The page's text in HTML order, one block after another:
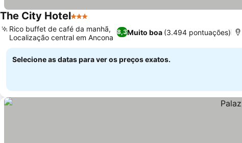
The City Hotel3 Estrelas
8,3Muito boa (3.494 pontuações)
Rico buffet de café da manhã,
Localização central em Ancona
Selecione as datas para ver os preços exatos.